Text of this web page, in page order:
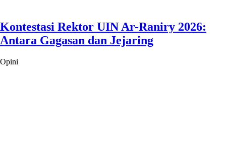
Kontestasi Rektor UIN Ar-Raniry 2026:
Antara Gagasan dan Jejaring
Opini